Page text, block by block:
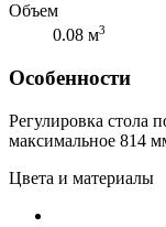
Объем
0.08 м3
Особенности
Регулировка стола
максимальное 814
Цвета и материалы